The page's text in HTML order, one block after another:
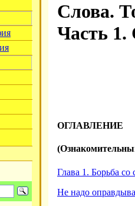
Слова.
Часть 1.
ОГЛАВЛЕНИЕ
Глава 1. Борьба со
Не надо